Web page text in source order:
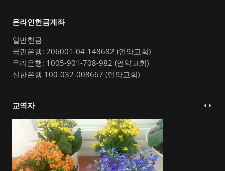
온라인헌금계좌
일반헌금
국민은행: 206001-04-148682 (언약교회)
우리은행: 1005-901-708-982 (언약교회)
신한은행 100-032-008667 (언약교회)
교역자